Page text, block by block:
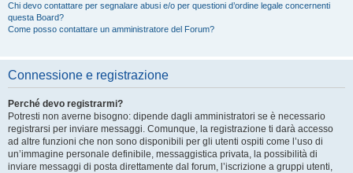
Chi devo contattare per segnalare abusi e/o per questioni d’ordine legale concernenti
questa Board?
Come posso contattare un amministratore del Forum?
Connessione e registrazione
Perché devo registrarmi?
Potresti non averne bisogno: dipende dagli amministratori se è necessario
registrarsi per inviare messaggi. Comunque, la registrazione ti darà accesso
ad altre funzioni che non sono disponibili per gli utenti ospiti come l’uso di
un’immagine personale definibile, messaggistica privata, la possibilità di
inviare messaggi di posta direttamente dal forum, l’iscrizione a gruppi utenti,